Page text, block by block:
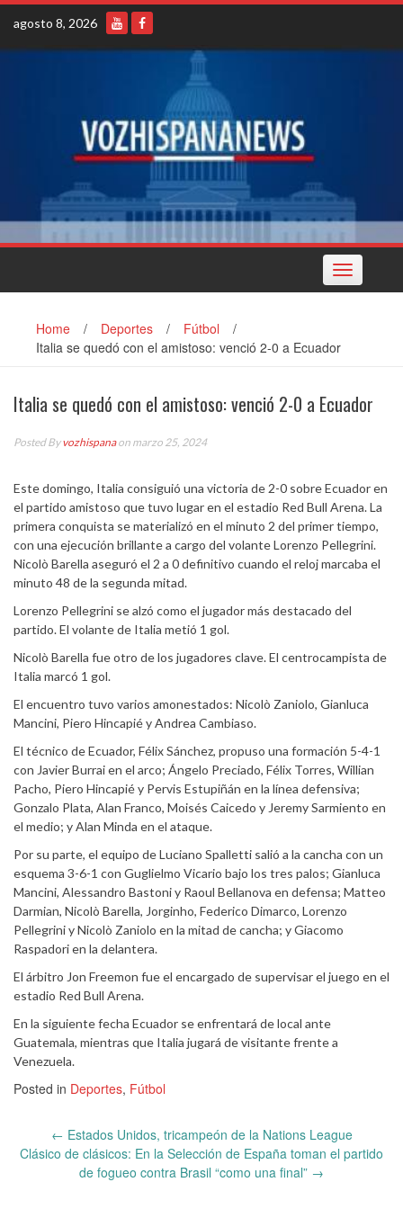
Skip
content
agosto 8, 2026
Toggle
navigation
Home / Deportes / Fútbol
/
Italia se quedó con el amistoso: venció 2-0 a Ecuador
Italia se quedó con el amistoso: venció 2-0 a Ecuador
Posted Byvozhispanaon marzo 25, 2024
Este domingo, Italia consiguió una victoria de 2-0 sobre Ecuador en
el partido amistoso que tuvo lugar en el estadio Red Bull Arena. La
primera conquista se materializó en el minuto 2 del primer tiempo,
con una ejecución brillante a cargo del volante Lorenzo Pellegrini.
Nicolò Barella aseguró el 2 a 0 definitivo cuando el reloj marcaba el
minuto 48 de la segunda mitad.
Lorenzo Pellegrini se alzó como el jugador más destacado del
partido. El volante de Italia metió 1 gol.
Nicolò Barella fue otro de los jugadores clave. El centrocampista de
Italia marcó 1 gol.
El encuentro tuvo varios amonestados: Nicolò Zaniolo, Gianluca
Mancini, Piero Hincapié y Andrea Cambiaso.
El técnico de Ecuador, Félix Sánchez, propuso una formación 5-4-1
con Javier Burrai en el arco; Ángelo Preciado, Félix Torres, Willian
Pacho, Piero Hincapié y Pervis Estupiñán en la línea defensiva;
Gonzalo Plata, Alan Franco, Moisés Caicedo y Jeremy Sarmiento en
el medio; y Alan Minda en el ataque.
Por su parte, el equipo de Luciano Spalletti salió a la cancha con un
esquema 3-6-1 con Guglielmo Vicario bajo los tres palos; Gianluca
Mancini, Alessandro Bastoni y Raoul Bellanova en defensa; Matteo
Darmian, Nicolò Barella, Jorginho, Federico Dimarco, Lorenzo
Pellegrini y Nicolò Zaniolo en la mitad de cancha; y Giacomo
Raspadori en la delantera.
El árbitro Jon Freemon fue el encargado de supervisar el juego en el
estadio Red Bull Arena.
En la siguiente fecha Ecuador se enfrentará de local ante
Guatemala, mientras que Italia jugará de visitante frente a
Venezuela.
Posted in Deportes, Fútbol
navigation
← Estados Unidos, tricampeón de la Nations League
Clásico de clásicos: En la Selección de España toman el partido
de fogueo contra Brasil “como una final” →